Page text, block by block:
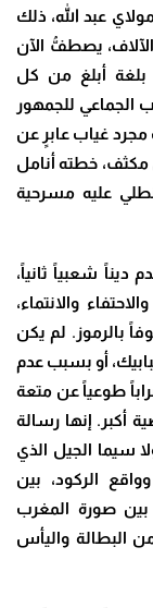
عبد الله، ذلك
يصطفُّ الآن
بلغة أبلغ من كل
الجماعي للجمهور
مجرد غياب عابرٍ عن
خطته أنامل
عليه مسرحية
ديناً شعبياً ثانياً،
والانتماء،
بالرموز. لم يكن
أو بسبب عدم
طوعياً عن متعة
إنها رسالة
سيما الجيل الذي
الركود، بين
بين صورة المغرب
البطالة واليأس